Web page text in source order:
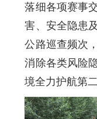
落细各项赛事
害、安全隐患
公路巡查频次
消除各类风险
境全力护航第